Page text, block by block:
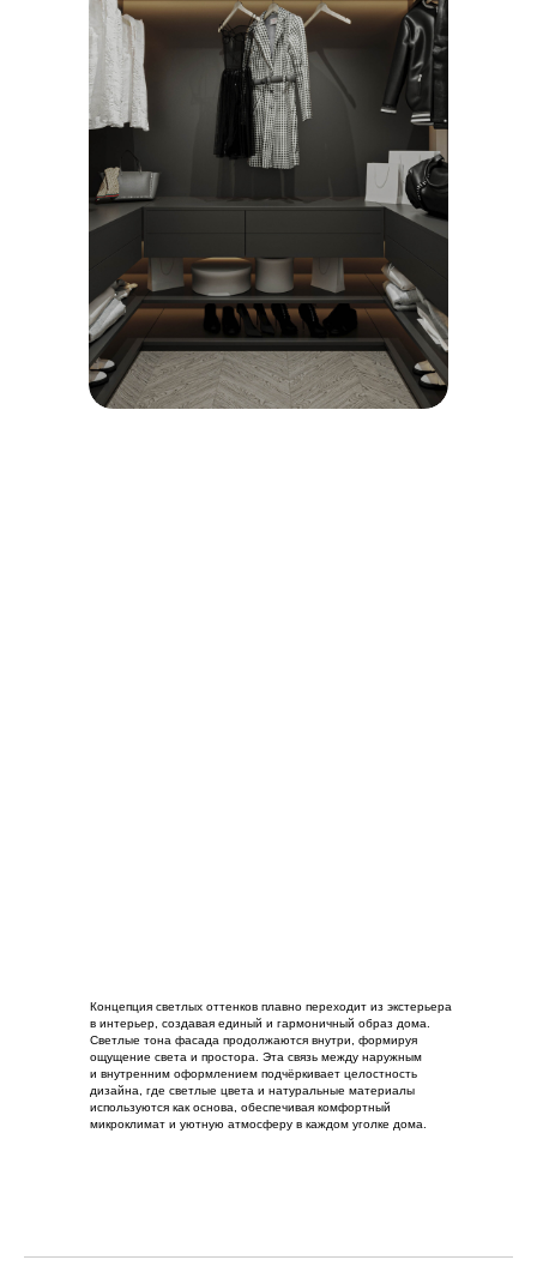
Концепция светлых оттенков плавно переходит из экстерьера
в интерьер, создавая единый и гармоничный образ дома.
Светлые тона фасада продолжаются внутри, формируя
ощущение света и простора. Эта связь между наружным
и внутренним оформлением подчёркивает целостность
дизайна, где светлые цвета и натуральные материалы
используются как основа, обеспечивая комфортный
микроклимат и уютную атмосферу в каждом уголке дома.